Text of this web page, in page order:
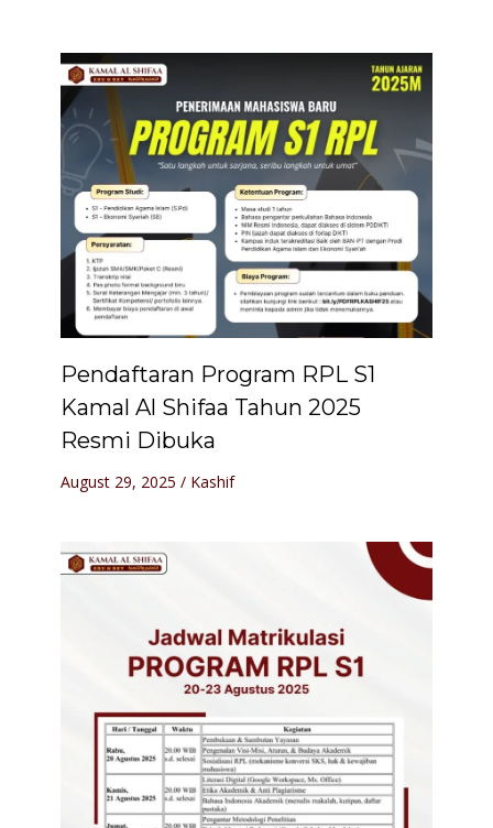
Pendaftaran Program RPL S1
Kamal Al Shifaa Tahun 2025
Resmi Dibuka
August 29, 2025 / Kashif